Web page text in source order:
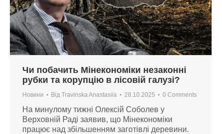
Чи побачить Мінекономіки незаконні
рубки та корупцію в лісовій галузі?
Новини Від Travinska Anastasiia 28.10.2025 0 Comments
На минулому тижні Олексій Соболев у
Верховній Раді заявив, що Мінекономіки
працює над збільшенням заготівлі деревини.